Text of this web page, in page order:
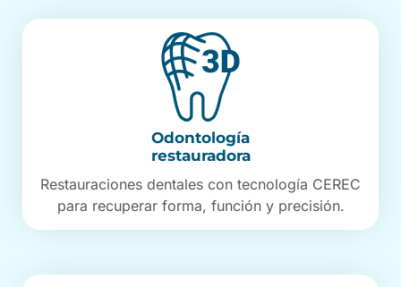
Odontología
restauradora
Restauraciones dentales con tecnología CEREC
para recuperar forma, función y precisión.